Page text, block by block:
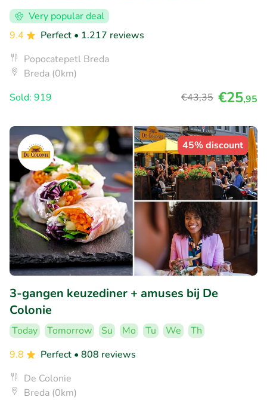
Very popular deal
9.4
Perfect • 1.217 reviews
Popocatepetl Breda
Breda (0km)
Sold: 919
€43,35 €25,95
45% discount
3-gangen keuzediner + amuses bij De
Colonie
Today Tomorrow Su Mo Tu We
Th
9.8
Perfect • 808 reviews
De Colonie
Breda (0km)